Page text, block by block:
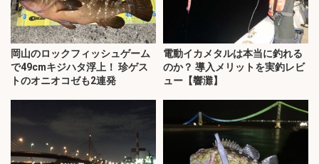
岡山のロックフィッシュゲーム
で49cmキジハタ浮上！ 珍ゲス
トのオニオコゼも2連発
電動イカメタルは本当に釣れる
のか？ 導入メリットを実釣レビ
ュー【響灘】